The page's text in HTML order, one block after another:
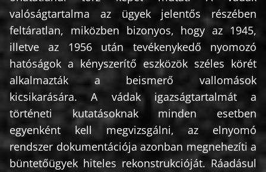
valóságtartalma az ügyek jelentős részében
feltáratlan, miközben bizonyos, hogy az 1945,
illetve az 1956 után tevékenykedő nyomozó
hatóságok a kényszerítő eszközök széles körét
alkalmazták a beismerő vallomások
kicsikarására. A vádak igazságtartalmát a
történeti kutatásoknak minden esetben
egyenként kell megvizsgálni, az elnyomó
rendszer dokumentációja azonban megnehezíti a
büntetőügyek hiteles rekonstrukcióját. Ráadásul